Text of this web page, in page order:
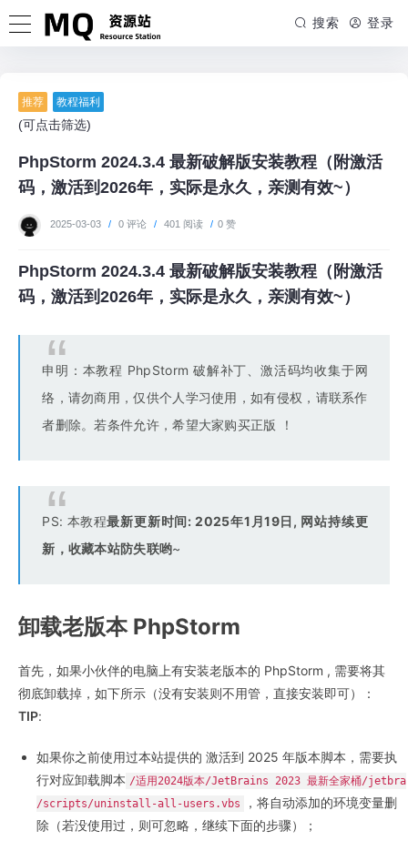
搜索 登录
推荐 教程福利
(可点击筛选)
PhpStorm 2024.3.4 最新破解版安装教程（附激活
码，激活到2026年，实际是永久，亲测有效~）
2025-03-03 / 0 评论 / 401 阅读 / 0 赞
PhpStorm 2024.3.4 最新破解版安装教程（附激活
码，激活到2026年，实际是永久，亲测有效~）
申明：本教程 PhpStorm 破解补丁、激活码均收集于网
络，请勿商用，仅供个人学习使用，如有侵权，请联系作
者删除。若条件允许，希望大家购买正版 ！
PS: 本教程最新更新时间: 2025年1月19日, 网站持续更
新，收藏本站防失联哟~
卸载老版本 PhpStorm
首先，如果小伙伴的电脑上有安装老版本的 PhpStorm , 需要将其
彻底卸载掉，如下所示（没有安装则不用管，直接安装即可）：
TIP:
如果你之前使用过本站提供的 激活到 2025 年版本脚本，需要执
行对应卸载脚本 /适用2024版本/JetBrains 2023 最新全家桶/jetbra
/scripts/uninstall-all-users.vbs
，将自动添加的环境变量删
除（若没使用过，则可忽略，继续下面的步骤）；